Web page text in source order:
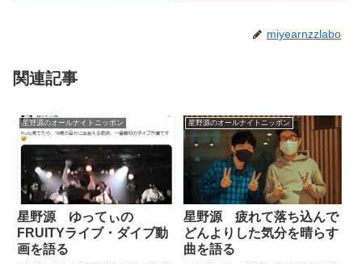
miyearnzzlabo
関連記事
星野源のオールナイトニッポン
星野源 ゆってぃの
FRUITYライブ・ダイブ動
画を語る
星野源のオールナイトニッポン
星野源 疲れて落ち込んで
どんよりした気分を晴らす
曲を語る